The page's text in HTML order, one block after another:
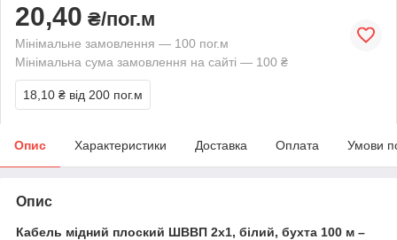
20,40 ₴/пог.м
Мінімальне замовлення — 100 пог.м
Мінімальна сума замовлення на сайті — 100 ₴
18,10 ₴ від 200 пог.м
Опис Характеристики Доставка Оплата Умови
Опис
Кабель мідний плоский ШВВП 2х1, білий, бухта 100 м –